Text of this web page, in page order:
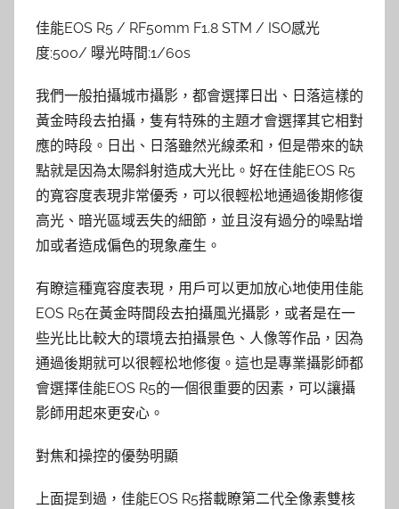
佳能EOS R5 / RF50mm F1.8 STM / ISO感光
度:500/ 曝光時間:1/60s
我們一般拍攝城市攝影，都會選擇日出、日落這樣的
黃金時段去拍攝，隻有特殊的主題才會選擇其它相對
應的時段。日出、日落雖然光線柔和，但是帶來的缺
點就是因為太陽斜射造成大光比。好在佳能EOS R5
的寬容度表現非常優秀，可以很輕松地通過後期修復
高光、暗光區域丟失的細節，並且沒有過分的噪點增
加或者造成偏色的現象產生。
有瞭這種寬容度表現，用戶可以更加放心地使用佳能
EOS R5在黃金時間段去拍攝風光攝影，或者是在一
些光比比較大的環境去拍攝景色、人像等作品，因為
通過後期就可以很輕松地修復。這也是專業攝影師都
會選擇佳能EOS R5的一個很重要的因素，可以讓攝
影師用起來更安心。
對焦和操控的優勢明顯
上面提到過，佳能EOS R5搭載瞭第二代全像素雙核